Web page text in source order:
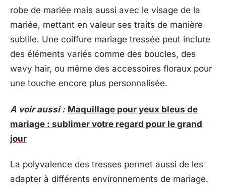
robe de mariée mais aussi avec le visage de la
mariée, mettant en valeur ses traits de manière
subtile. Une coiffure mariage tressée peut inclure
des éléments variés comme des boucles, des
wavy hair, ou même des accessoires floraux pour
une touche encore plus personnalisée.
A voir aussi : Maquillage pour yeux bleus de
mariage : sublimer votre regard pour le grand
jour
La polyvalence des tresses permet aussi de les
adapter à différents environnements de mariage.